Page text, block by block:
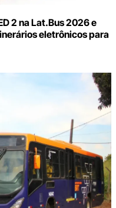
2 na Lat.Bus 2026 e
eletrônicos para